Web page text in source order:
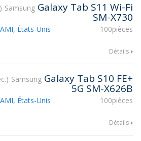
Samsung Galaxy Tab S11 Wi-Fi
SM-X730
100pièces
États-Unis
Détails
Samsung Galaxy Tab S10 FE+
5G SM-X626B
100pièces
États-Unis
Détails